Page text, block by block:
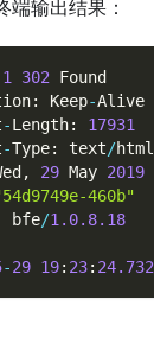
端输出结果：
302 Found
: Keep-Alive
-Length:
17931
-Type: text/html
, 29 May 2019
460b"
bfe/1.0.8.18
-29 19: 23: 24.732